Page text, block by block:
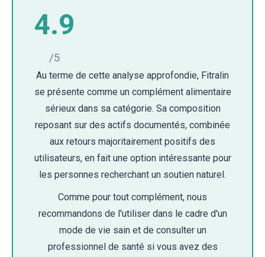
4.9
/5
Au terme de cette analyse approfondie, Fitralin
se présente comme un complément alimentaire
sérieux dans sa catégorie. Sa composition
reposant sur des actifs documentés, combinée
aux retours majoritairement positifs des
utilisateurs, en fait une option intéressante pour
les personnes recherchant un soutien naturel.
Comme pour tout complément, nous
recommandons de l'utiliser dans le cadre d'un
mode de vie sain et de consulter un
professionnel de santé si vous avez des